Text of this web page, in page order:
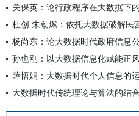
关保英：论行政程序在大数据下
杜创 朱劲燃：依托大数据破解民
杨尚东：论大数据时代政府信息
孙也刚：以大数据信息化赋能正
薛悟娟：大数据时代个人信息的
大数据时代传统理论与算法的结合